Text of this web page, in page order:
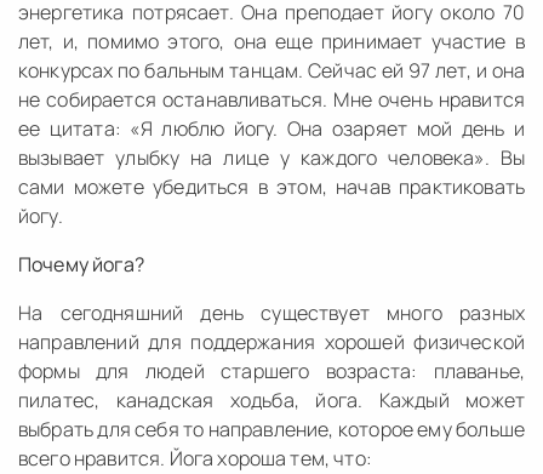
энергетика потрясает. Она преподает йогу около 70
лет, и, помимо этого, она еще принимает участие в
конкурсах по бальным танцам. Сейчас ей 97 лет, и она
не собирается останавливаться. Мне очень нравится
ее цитата: «Я люблю йогу. Она озаряет мой день и
вызывает улыбку на лице у каждого человека». Вы
сами можете убедиться в этом, начав практиковать
йогу.
Почему йога?
На сегодняшний день существует много разных
направлений для поддержания хорошей физической
формы для людей старшего возраста: плаванье,
пилатес, канадская ходьба, йога. Каждый может
выбрать для себя то направление, которое ему больше
всего нравится. Йога хороша тем, что: